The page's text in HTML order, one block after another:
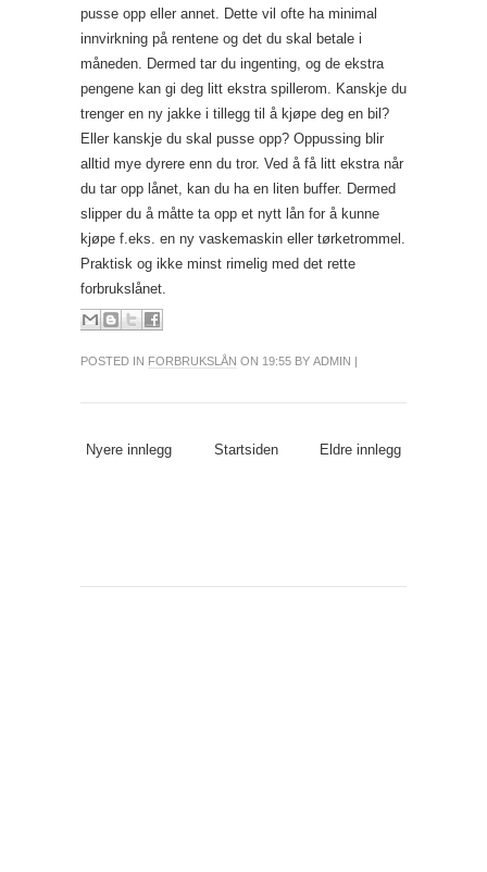
pusse opp eller annet. Dette vil ofte ha minimal
innvirkning på rentene og det du skal betale i
måneden. Dermed tar du ingenting, og de ekstra
pengene kan gi deg litt ekstra spillerom. Kanskje du
trenger en ny jakke i tillegg til å kjøpe deg en bil?
Eller kanskje du skal pusse opp? Oppussing blir
alltid mye dyrere enn du tror. Ved å få litt ekstra når
du tar opp lånet, kan du ha en liten buffer. Dermed
slipper du å måtte ta opp et nytt lån for å kunne
kjøpe f.eks. en ny vaskemaskin eller tørketrommel.
Praktisk og ikke minst rimelig med det rette
forbrukslånet.
POSTED IN FORBRUKSLÅN ON 19:55 BY ADMIN |
Nyere innlegg Eldre innlegg
Startsiden